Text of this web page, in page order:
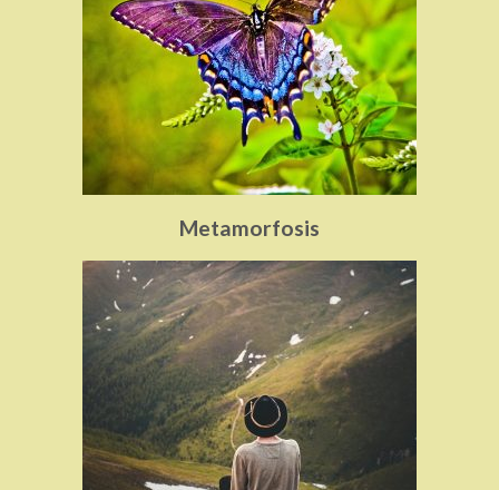
Metamorfosis